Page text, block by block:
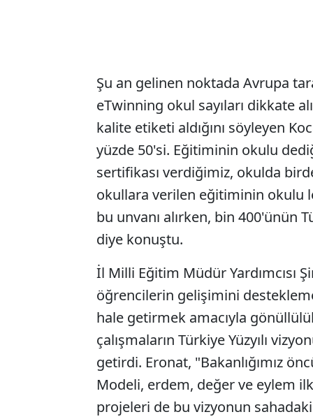
Şu an gelinen noktada Avrupa
eTwinning okul sayıları dikkate
kalite etiketi aldığını söyleyen
yüzde 50'si. Eğitiminin okulu
sertifikası verdiğimiz, okulda
okullara verilen eğitiminin okulu
bu unvanı alırken, bin 400'ünün
diye konuştu.
İl Milli Eğitim Müdür Yardımcısı
öğrencilerin gelişimini
hale getirmek amacıyla
çalışmaların Türkiye Yüzyılı
getirdi. Eronat, "Bakanlığımız
Modeli, erdem, değer ve eylem
projeleri de bu vizyonun